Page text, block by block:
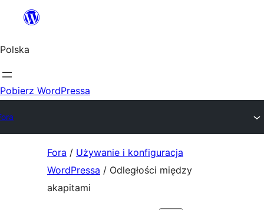
Przejdź
treści
Polska
Pobierz WordPressa
Fora / Używanie i konfiguracja
WordPressa / Odległości między
akapitami